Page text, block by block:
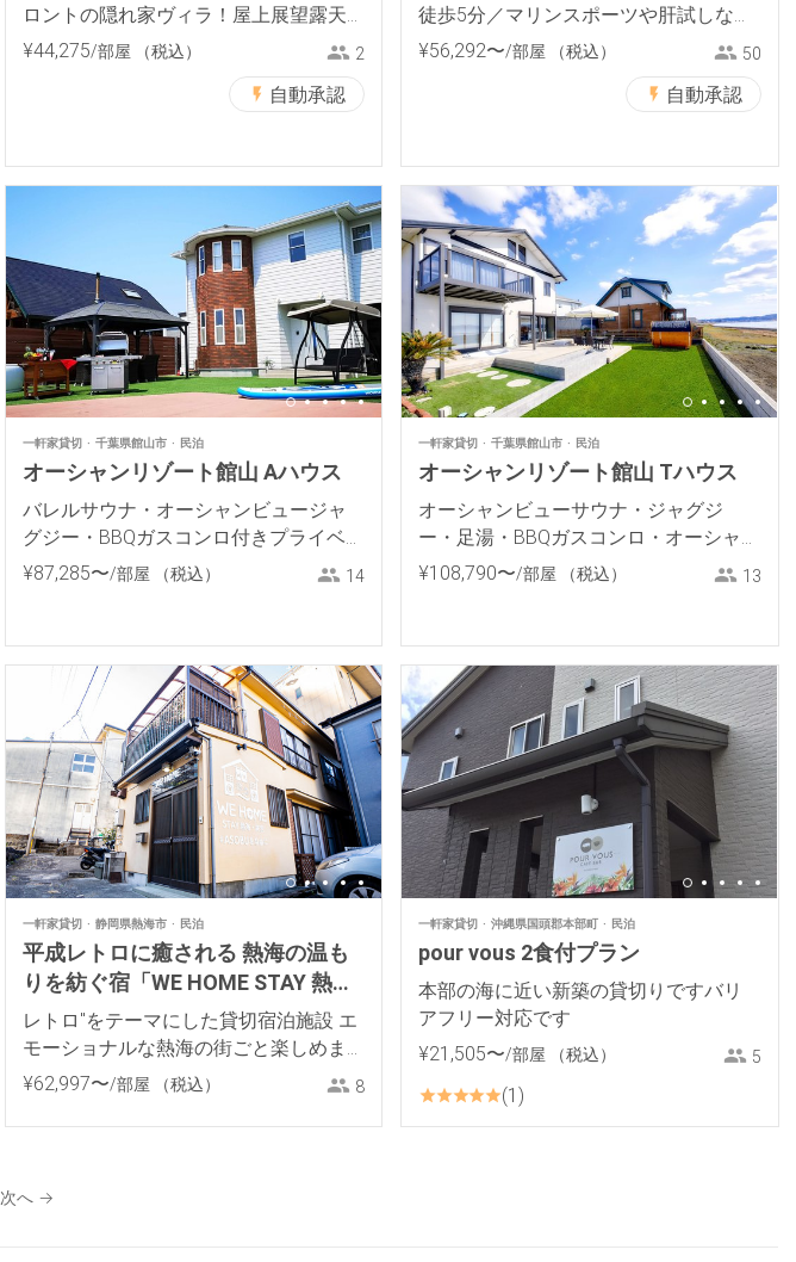
ロントの隠れ家ヴィラ！屋上展望露天
風呂完備！
¥44,275/部屋 （税込） 2
自動承認
徒歩5分／マリンスポーツや肝試しなど
豊富なアクティビティ
¥56,292〜/部屋 （税込） 50
自動承認
一軒家貸切 千葉県館山市 民泊
オーシャンリゾート館山 Aハウス
バレルサウナ・オーシャンビュージャ
グジー・BBQガスコンロ付きプライベー
トヴィラ
¥87,285〜/部屋 （税込） 14
一軒家貸切 千葉県館山市 民泊
オーシャンリゾート館山 Tハウス
オーシャンビューサウナ・ジャグジ
ー・足湯・BBQガスコンロ・オーシャン
フロントプライベートヴィラ
¥108,790〜/部屋 （税込） 13
一軒家貸切 静岡県熱海市 民泊
平成レトロに癒される 熱海の温も
りを紡ぐ宿「WE HOME STAY 熱
海・来宮」
レトロ"をテーマにした貸切宿泊施設 エ
モーショナルな熱海の街ごと楽しめま
す！
¥62,997〜/部屋 （税込） 8
一軒家貸切 沖縄県国頭郡本部町 民泊
pour vous 2食付プラン
本部の海に近い新築の貸切りですバリ
アフリー対応です
¥21 ,505〜/部屋 （税込） 5
1
次へ →